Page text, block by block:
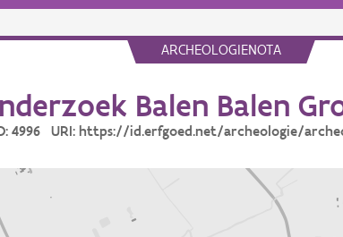
ARCHEOLOGIENOTA
Balen Balen
4996 URI: https://id.erfgoed.net/archeologie/